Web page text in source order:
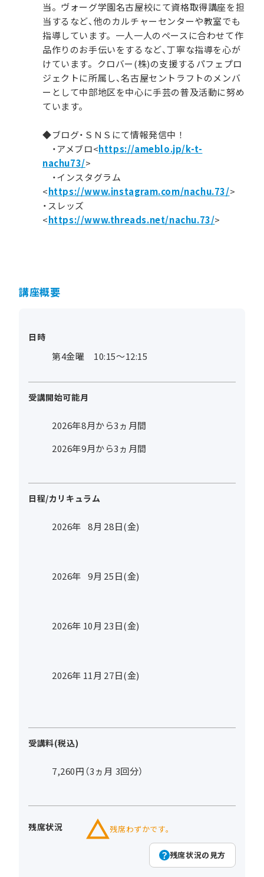
当。ヴォーグ学園名古屋校にて資格取得講座を担
当するなど、他のカルチャーセンターや教室でも
指導しています。一人一人のペースに合わせて作
品作りのお手伝いをするなど、丁寧な指導を心が
けています。クロバー(株)の支援するパフェプロ
ジェクトに所属し、名古屋セントラフトのメンバ
ーとして中部地区を中心に手芸の普及活動に努め
ています。
◆ブログ・ＳＮＳにて情報発信中！
・アメブロ<https://ameblo.jp/k-t-
nachu73/>
・インスタグラム
<https://www.instagram.com/nachu.73/>
・スレッズ
<https://www.threads.net/nachu.73/>
講座概要
日時
第4金曜 10:15～12:15
受講開始可能月
2026年8月から3ヵ月間
2026年9月から3ヵ月間
日程/カリキュラム
2026年 8月 28日(金)
2026年 9月 25日(金)
2026年 10月 23日(金)
2026年 11月 27日(金)
受講料(税込)
7,260円（3ヵ月 3回分）
残席状況 残席わずかです。
残席状況の見方